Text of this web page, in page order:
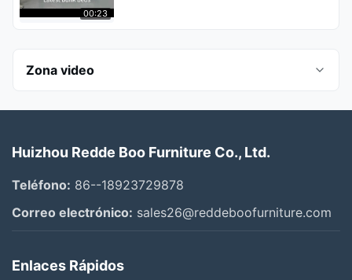
00:23
Zona video
Sofá comprimido
sofá de cuero
Huizhou Redde Boo Furniture Co., Ltd.
Teléfono: 86--18923729878
Correo electrónico: sales26@reddeboofurniture.com
Enlaces Rápidos